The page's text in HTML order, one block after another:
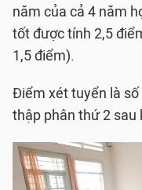
năm của cả 4 năm
tốt được tính 2,5
1,5 điểm).
Điểm xét tuyển là
thập phân thứ 2 sau